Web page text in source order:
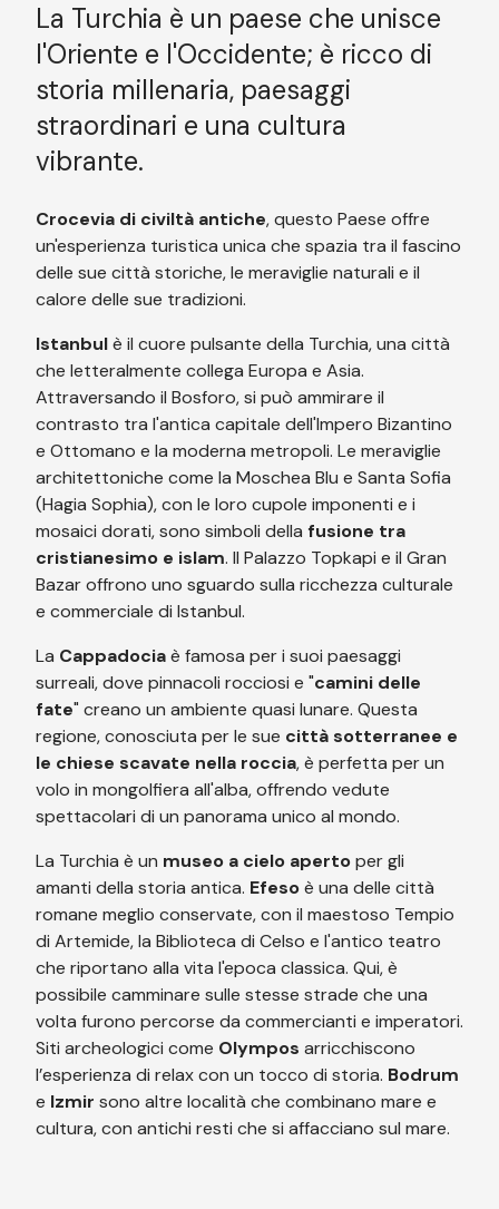
La Turchia è un paese che unisce
l'Oriente e l'Occidente; è ricco di
storia millenaria, paesaggi
straordinari e una cultura
vibrante.
Crocevia di civiltà antiche, questo Paese offre
un'esperienza turistica unica che spazia tra il fascino
delle sue città storiche, le meraviglie naturali e il
calore delle sue tradizioni.
Istanbulè il cuore pulsante della Turchia, una città
che letteralmente collega Europa e Asia.
Attraversando il Bosforo, si può ammirare il
contrasto tra l'antica capitale dell'Impero Bizantino
e Ottomano e la moderna metropoli. Le meraviglie
architettoniche come la Moschea Blu e Santa Sofia
(Hagia Sophia), con le loro cupole imponenti e i
mosaici dorati, sono simboli della fusione tra
cristianesimo e islam. Il Palazzo Topkapi e il Gran
Bazar offrono uno sguardo sulla ricchezza culturale
e commerciale di Istanbul.
La Cappadociaè famosa per i suoi paesaggi
surreali, dove pinnacoli rocciosi e "camini delle
fate" creano un ambiente quasi lunare. Questa
regione, conosciuta per le sue città sotterranee e
le chiese scavate nella roccia, è perfetta per un
volo in mongolfiera all'alba, offrendo vedute
spettacolari di un panorama unico al mondo.
La Turchia è un museo a cielo apertoper gli
amanti della storia antica. Efesoè una delle città
romane meglio conservate, con il maestoso Tempio
di Artemide, la Biblioteca di Celso e l'antico teatro
che riportano alla vita l'epoca classica. Qui, è
possibile camminare sulle stesse strade che una
volta furono percorse da commercianti e imperatori.
Siti archeologici come Olympos arricchiscono
l’esperienza di relax con un tocco di storia. Bodrum
e Izmir sono altre località che combinano mare e
cultura, con antichi resti che si affacciano sul mare.